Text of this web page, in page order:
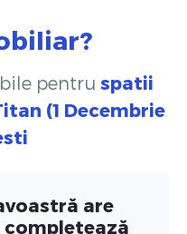
pentru spatii
(1 Decembrie
are